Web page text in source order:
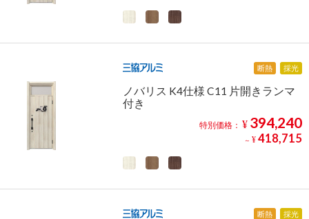
断熱 採光
ノバリス K4仕様 C11 片開きランマ
付き
特別価格： ¥ 394,240
～ ¥ 418,715
断熱 採光